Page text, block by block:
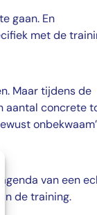
gaan. En
met de
Maar tijdens de
aantal concrete
onbekwaam’
van een
de training.